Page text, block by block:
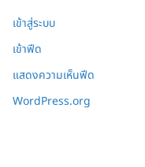
เข้าสู่ระบบ
เข้าฟีด
แสดงความเห็นฟีด
WordPress.org